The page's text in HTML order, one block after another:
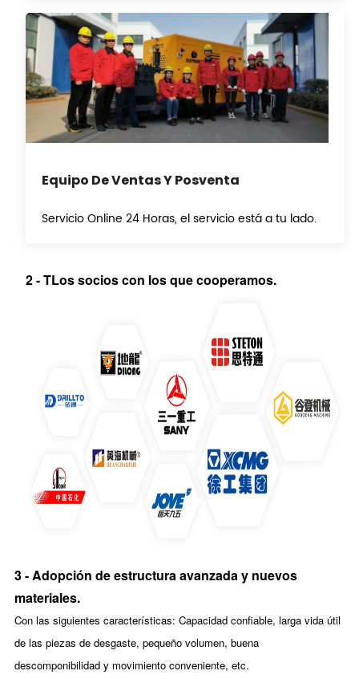
Equipo De Ventas Y Posventa
Servicio Online 24 Horas, el servicio está a tu lado.
2-TLos socios con los que cooperamos.
3 - Adopción de estructura avanzada y nuevos
materiales.
Con las siguientes características: Capacidad confiable, larga vida útil
de las piezas de desgaste, pequeño volumen, buena
descomponibilidad y movimiento conveniente, etc.